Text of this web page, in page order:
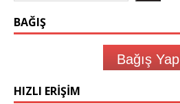
BAĞIŞ
Bağış
HIZLI ERIŞIM